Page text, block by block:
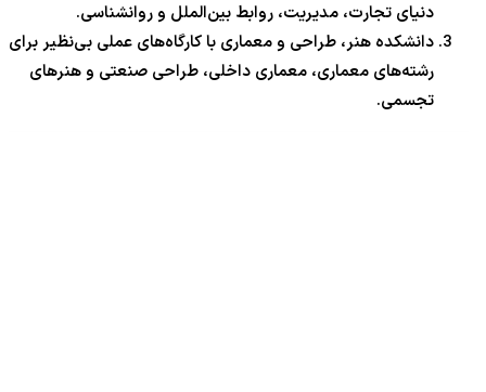
دنیای تجارت، مدیریت، روابط بین‌الملل و روانشناسی.
دانشکده هنر، طراحی و معماری با کارگاه‌های عملی بی‌نظیر برای
رشته‌های معماری، معماری داخلی، طراحی صنعتی و هنرهای
تجسمی.